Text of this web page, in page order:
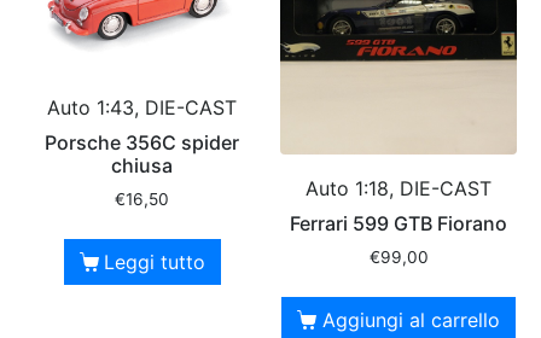
Auto 1:43, DIE-CAST
Porsche 356C spider
chiusa
€16,50
Leggi tutto
Auto 1:18, DIE-CAST
Ferrari 599 GTB Fiorano
€99,00
Aggiungi al carrello